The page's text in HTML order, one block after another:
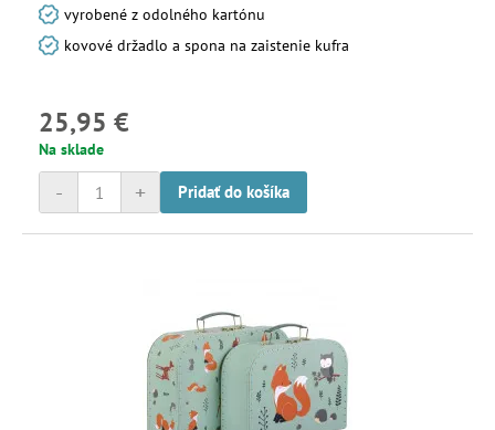
vyrobené z odolného kartónu
kovové držadlo a spona na zaistenie kufra
25,95 €
Na sklade
+
- Pridať do košíka